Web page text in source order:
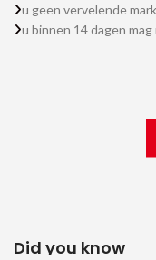
u geen vervelende
u binnen 14 dagen
Did you know